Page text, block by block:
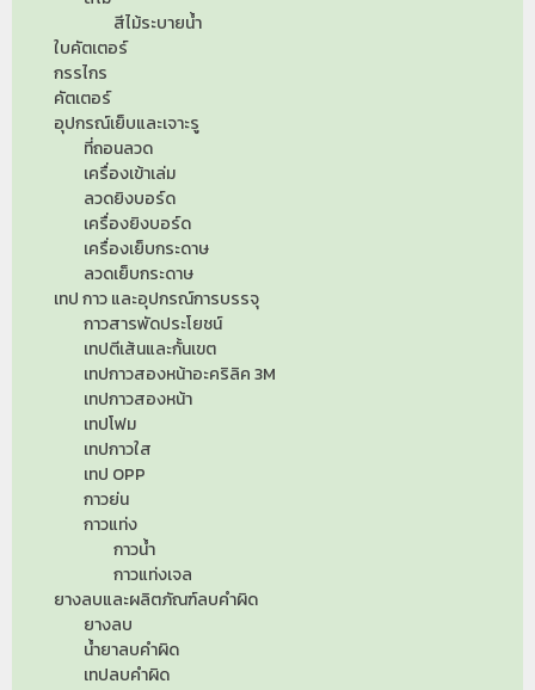
สีไม้ระบายน้ำ
ใบคัตเตอร์
กรรไกร
คัตเตอร์
อุปกรณ์เย็บและเจาะรู
ที่ถอนลวด
เครื่องเข้าเล่ม
ลวดยิงบอร์ด
เครื่องยิงบอร์ด
เครื่องเย็บกระดาษ
ลวดเย็บกระดาษ
เทป กาว และอุปกรณ์การบรรจุ
กาวสารพัดประโยชน์
เทปตีเส้นและกั้นเขต
เทปกาวสองหน้าอะคริลิค 3M
เทปกาวสองหน้า
เทปโฟม
เทปกาวใส
เทป OPP
กาวย่น
กาวแท่ง
กาวน้ำ
กาวแท่งเจล
ยางลบและผลิตภัณฑ์ลบคำผิด
ยางลบ
น้ำยาลบคำผิด
เทปลบคำผิด